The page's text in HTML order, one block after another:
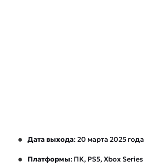
Дата выхода: 20 марта 2025 года
Платформы: ПК, PS5, Xbox Series